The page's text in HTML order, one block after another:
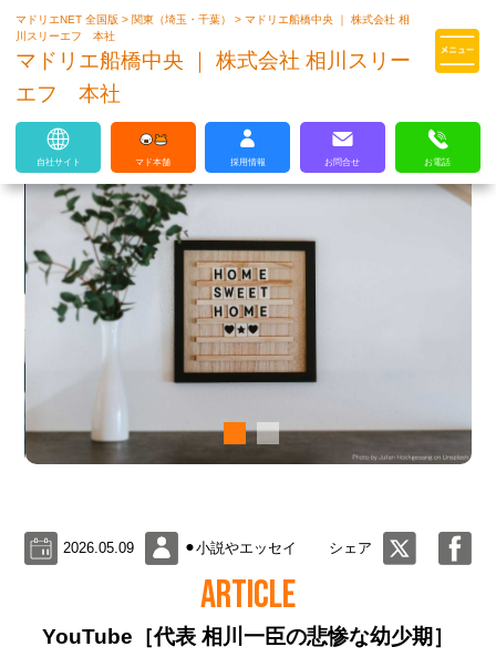
マドリエはLIXILの厳しい基準を
マドリエNET 全国版> 関東（埼玉・千葉）>マドリエ船橋中央 ｜ 株式会社 相
川スリーエフ 本社
マドリエ船橋中央 ｜ 株式会社 相川スリー
エフ 本社
自社サイト マド本舗 採用情報 お問合せ お電話
2026.05.09 ⚫︎小説やエッセイ シェア
ARTICLE
YouTube［代表 相川一臣の悲惨な幼少期］